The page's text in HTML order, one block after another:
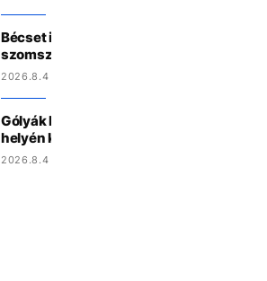
Bécset is sújtja a hőhullám, így küzdenek
szomszédban
2026.8.4 15:48
Gólyák lepték el az egykori kiskunhalasi
helyén kialakult tavat
2026.8.4 14:33